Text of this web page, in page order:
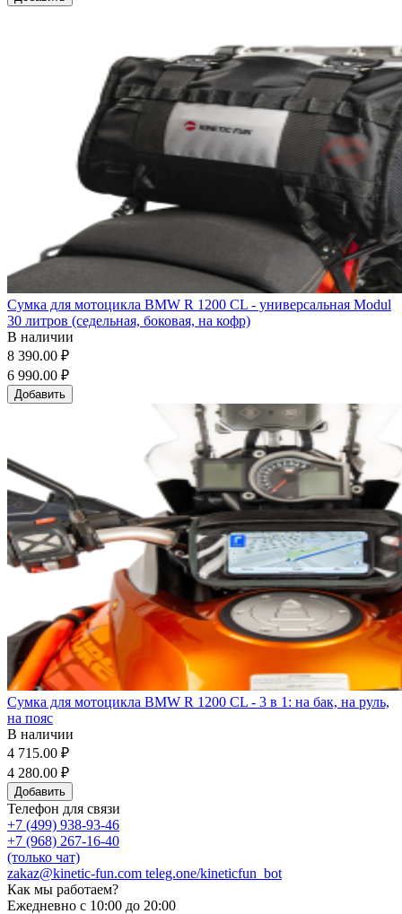
Сумка для мотоцикла BMW R 1200 CL - универсальная Modul
30 литров (седельная, боковая, на кофр)
В наличии
8 390.00 ₽
6 990.00 ₽
Добавить
Сумка для мотоцикла BMW R 1200 CL - 3 в 1: на бак, на руль,
на пояс
В наличии
4 715.00 ₽
4 280.00 ₽
Добавить
Телефон для связи
+7 (499) 938-93-46
+7 (968) 267-16-40
(только чат)
zakaz@kinetic-fun.com teleg.one/kineticfun_bot
Как мы работаем?
Ежедневно с 10:00 до 20:00